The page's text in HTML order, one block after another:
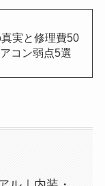
実と修理費50
コン弱点5選